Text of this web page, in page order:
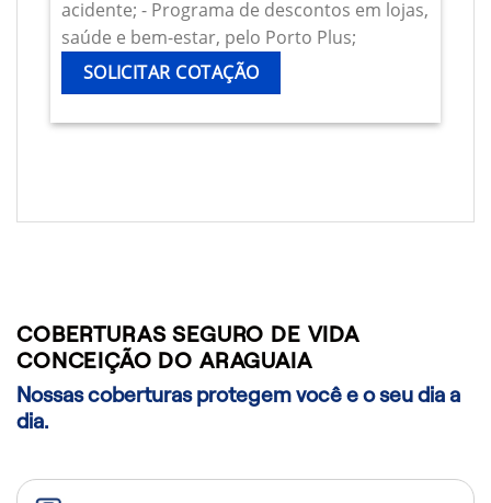
acidente; - Programa de descontos em lojas,
saúde e bem-estar, pelo Porto Plus;
SOLICITAR COTAÇÃO
COBERTURAS SEGURO DE VIDA
CONCEIÇÃO DO ARAGUAIA
Nossas coberturas protegem você e o seu dia a
dia.